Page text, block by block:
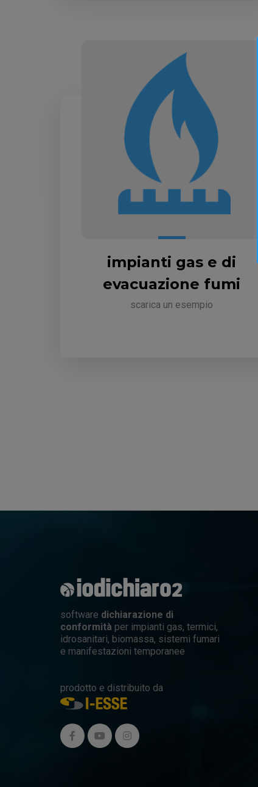
impianti gas e di
evacuazione fumi
scarica un esempio
software dichiarazione di
conformità per impianti gas, termici,
idrosanitari, biomassa, sistemi fumari
e manifestazioni temporanee
prodotto e distribuito da